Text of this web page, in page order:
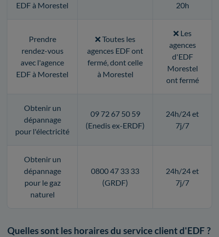
EDF à Morestel
20h
Prendre
rendez-vous
avec l'agence
EDF à Morestel
❌ Toutes les
agences EDF ont
fermé, dont celle
à Morestel
❌ Les
agences
d'EDF
Morestel
ont fermé
Obtenir un
dépannage
pour l'électricité
09 72 67 50 59
(Enedis ex-ERDF)
24h/24 et
7j/7
Obtenir un
dépannage
pour le gaz
naturel
0800 47 33 33
(GRDF)
24h/24 et
7j/7
Quelles sont les horaires du service client d'EDF ?